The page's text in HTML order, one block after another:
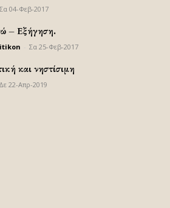
Σα 04-Φεβ-2017
– Εξήγηση.
Σα 25-Φεβ-2017
και νηστίσιμη
Δε 22-Απρ-2019